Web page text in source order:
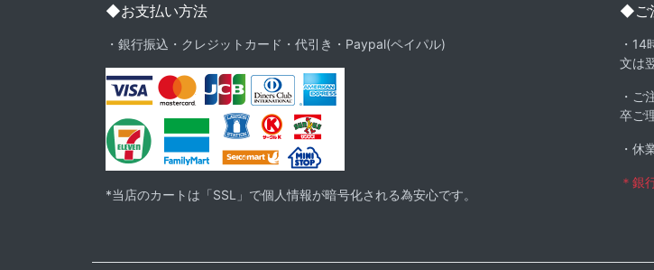
◆お支払い方法
・銀行振込・クレジットカード・代引き・Paypal(ペイパル)
*当店のカートは「SSL」で個人情報が暗号化される為安心です。
◆ご
・
文は
・ご
卒ご
・休
＊銀